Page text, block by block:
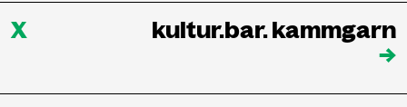
X
kultur.bar. kammgarn
→